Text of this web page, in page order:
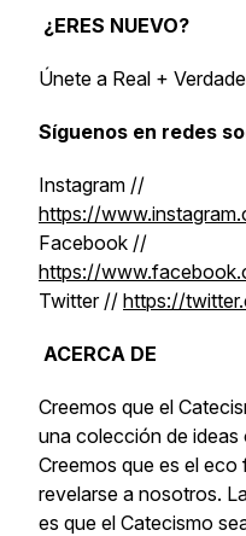
¿ERES NUEVO?
Únete a Real +
Síguenos en redes
Instagram //
https://
Facebook //
https://
Twitter // https://
ACERCA DE
Creemos que el
una colección de ideas
Creemos que es el eco
revelarse a nosotros.
es que el Catecismo